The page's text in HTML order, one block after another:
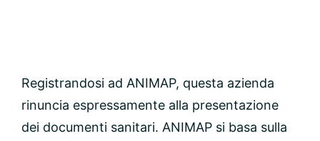
Registrandosi ad ANIMAP, questa azienda
rinuncia espressamente alla presentazione
dei documenti sanitari. ANIMAP si basa sulla